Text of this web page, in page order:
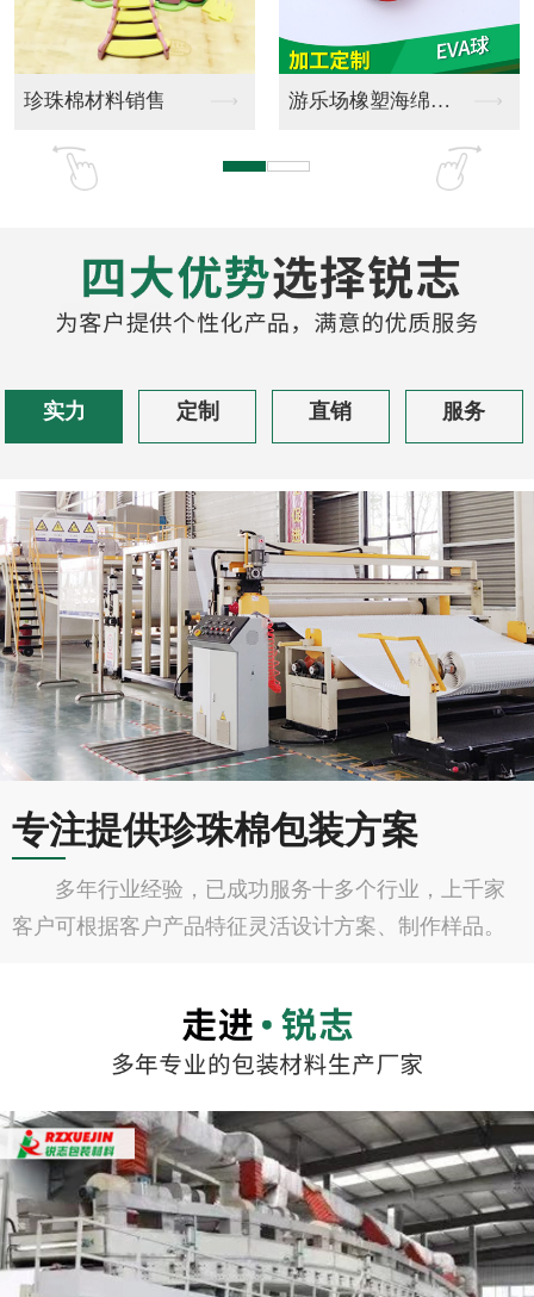
双面胶销售加工 双面胶销售定制
实力 定制 直销 服务
专注提供珍珠棉包装方案
多年行业经验，已成功服务十多个行业，上千家
客户可根据客户产品特征灵活设计方案、制作样品。